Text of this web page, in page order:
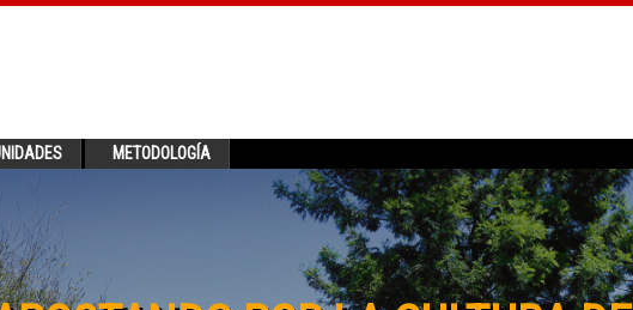
METODOLOGÍA